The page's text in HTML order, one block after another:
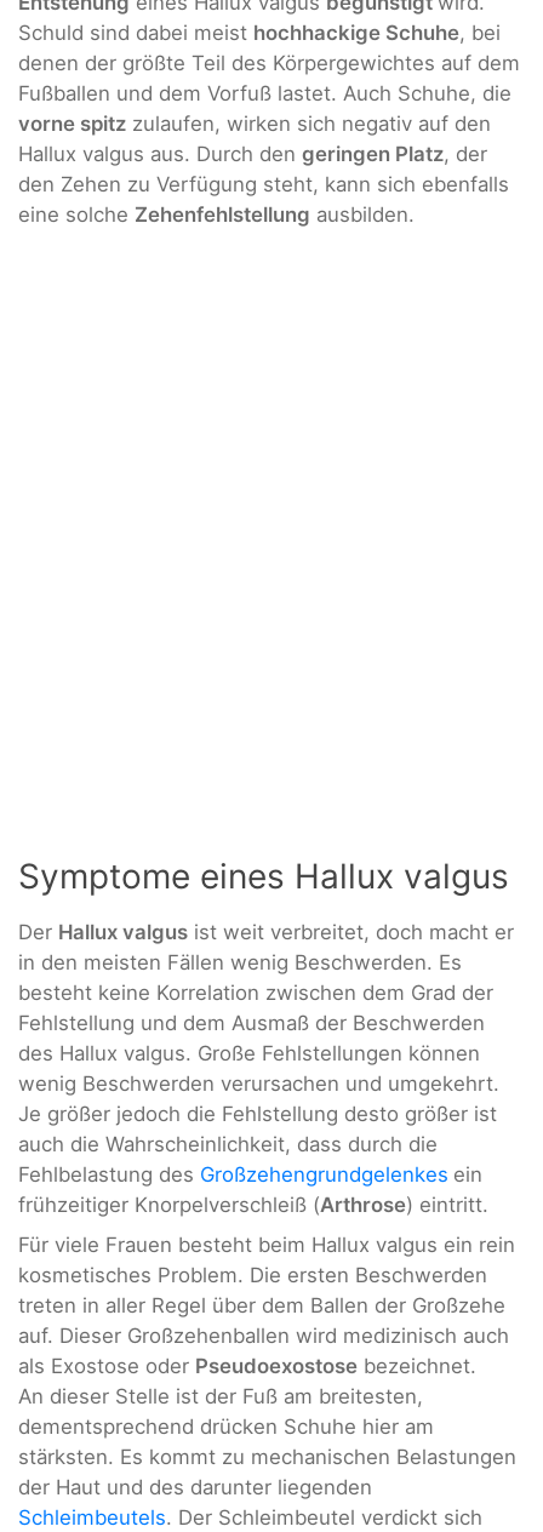
Schuld sind dabei meist hochhackige Schuhe, bei
denen der größte Teil des Körpergewichtes auf dem
Fußballen und dem Vorfuß lastet. Auch Schuhe, die
vorne spitz zulaufen, wirken sich negativ auf den
Hallux valgus aus. Durch den geringen Platz, der
den Zehen zu Verfügung steht, kann sich ebenfalls
eine solche Zehenfehlstellung ausbilden.
Symptome eines Hallux valgus
Der Hallux valgus ist weit verbreitet, doch macht er
in den meisten Fällen wenig Beschwerden. Es
besteht keine Korrelation zwischen dem Grad der
Fehlstellung und dem Ausmaß der Beschwerden
des Hallux valgus. Große Fehlstellungen können
wenig Beschwerden verursachen und umgekehrt.
Je größer jedoch die Fehlstellung desto größer ist
auch die Wahrscheinlichkeit, dass durch die
Fehlbelastung des Großzehengrundgelenkes ein
frühzeitiger Knorpelverschleiß (Arthrose) eintritt.
Für viele Frauen besteht beim Hallux valgus ein rein
kosmetisches Problem. Die ersten Beschwerden
treten in aller Regel über dem Ballen der Großzehe
auf. Dieser Großzehenballen wird medizinisch auch
als Exostose oder Pseudoexostose bezeichnet.
An dieser Stelle ist der Fuß am breitesten,
dementsprechend drücken Schuhe hier am
stärksten. Es kommt zu mechanischen Belastungen
der Haut und des darunter liegenden
Schleimbeutels. Der Schleimbeutel verdickt sich